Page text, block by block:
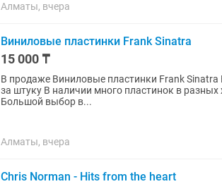
Алматы, вчера
Виниловые пластинки Frank Sinatra
15 000 ₸
В продаже Виниловые пластинки Frank Sinatra Винил и обложка в хорошем состоянии . 15000
за штуку В наличии много пластинок в разных жанрах и производителей ( СССР, Европа и тд)
Большой выбор в...
Алматы, вчера
Chris Norman - Hits from the heart